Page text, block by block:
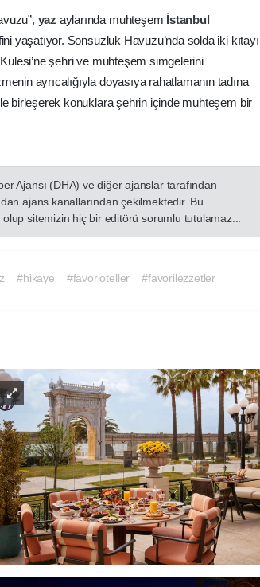
yaz aylarında muhteşem İstanbul
yaşatıyor. Sonsuzluk Havuzu’nda solda iki kıtayı
şehri ve muhteşem simgelerini
ayrıcalığıyla doyasıya rahatlamanın tadına
birleşerek konuklara şehrin içinde muhteşem bir
Ajansı (DHA) ve diğer ajanslar tarafından
ajans kanallarından çekilmektedir. Bu
sitemizin hiç bir editörü sorumlu tutulamaz...
#hikaye #favorioteller
#favorilezzetler